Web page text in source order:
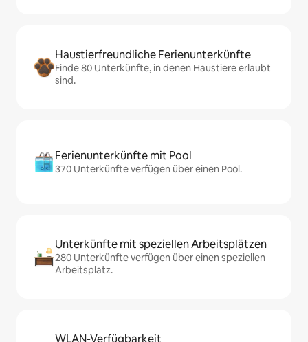
Haustierfreundliche Ferienunterkünfte
Finde 80 Unterkünfte, in denen Haustiere erlaubt
sind.
Ferienunterkünfte mit Pool
370 Unterkünfte verfügen über einen Pool.
Unterkünfte mit speziellen Arbeitsplätzen
280 Unterkünfte verfügen über einen speziellen
Arbeitsplatz.
WLAN-Verfügbarkeit